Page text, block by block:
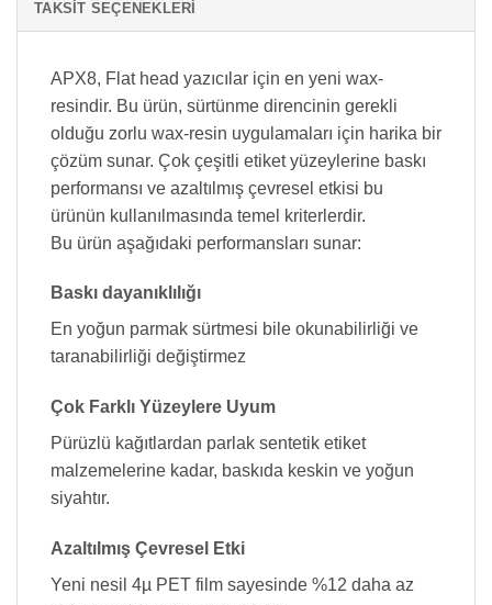
TAKSIT SEÇENEKLERI
APX8, Flat head yazıcılar için en yeni wax-
resindir. Bu ürün, sürtünme direncinin gerekli
olduğu zorlu wax-resin uygulamaları için harika bir
çözüm sunar. Çok çeşitli etiket yüzeylerine baskı
performansı ve azaltılmış çevresel etkisi bu
ürünün kullanılmasında temel kriterlerdir.
Bu ürün aşağıdaki performansları sunar:
Baskı dayanıklılığı
En yoğun parmak sürtmesi bile okunabilirliği ve
taranabilirliği değiştirmez
Çok Farklı Yüzeylere Uyum
Pürüzlü kağıtlardan parlak sentetik etiket
malzemelerine kadar, baskıda keskin ve yoğun
siyahtır.
Azaltılmış Çevresel Etki
Yeni nesil 4µ PET film sayesinde %12 daha az